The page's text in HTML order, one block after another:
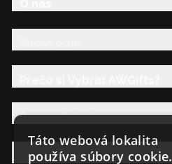
Právna Sekcia
AW Rodina
Táto webová lokalita
používa súbory cookie.